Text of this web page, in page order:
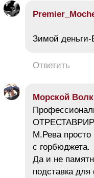
Зимой деньги-
Ответить
Морской Волк
М.Рева просто
с горбюджета.
Да и не
подставка